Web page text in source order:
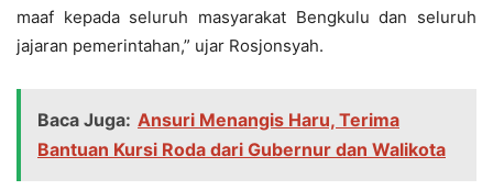
maaf kepada seluruh masyarakat Bengkulu dan seluruh
jajaran pemerintahan,” ujar Rosjonsyah.
Baca Juga: Ansuri Menangis Haru, Terima
Bantuan Kursi Roda dari Gubernur dan Walikota